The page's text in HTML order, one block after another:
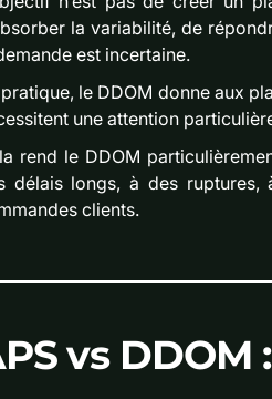
la variabilité, de
est incertaine.
pratique, le DDOM donne aux
une attention
rend le DDOM
délais longs, à des
clients.
vs